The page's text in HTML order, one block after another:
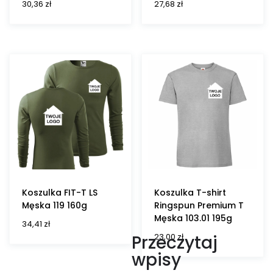
30,36 zł 27,68 zł
Koszulka FIT-T LS
Męska 119 160g
34,41 zł
Koszulka T-shirt
Ringspun Premium T
Męska 103.01 195g
23,00zł
Przeczytaj
wpisy